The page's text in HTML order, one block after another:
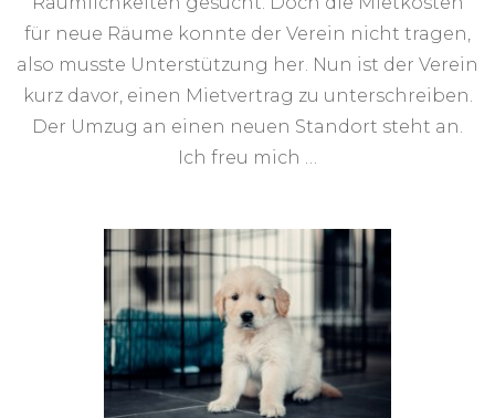
für neue Räume konnte der Verein nicht tragen,
also musste Unterstützung her. Nun ist der Verein
kurz davor, einen Mietvertrag zu unterschreiben.
Der Umzug an einen neuen Standort steht an.
Ich freu mich …